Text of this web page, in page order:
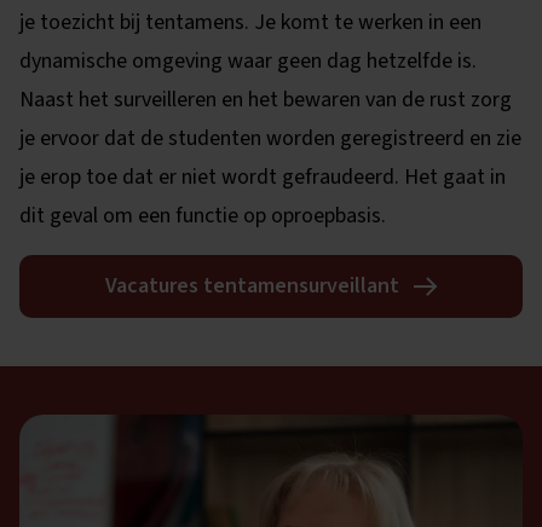
je toezicht bij tentamens. Je komt te werken in een
dynamische omgeving waar geen dag hetzelfde is.
Naast het surveilleren en het bewaren van de rust zorg
je ervoor dat de studenten worden geregistreerd en zie
je erop toe dat er niet wordt gefraudeerd. Het gaat in
dit geval om een functie op oproepbasis.
Vacatures tentamensurveillant